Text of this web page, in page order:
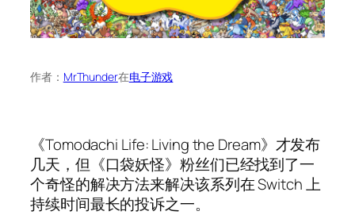
作者： MrThunder在电子游戏
《Tomodachi Life: Living the Dream》才发布
几天，但《口袋妖怪》粉丝们已经找到了一
个奇怪的解决方法来解决该系列在 Switch 上
持续时间最长的投诉之一。